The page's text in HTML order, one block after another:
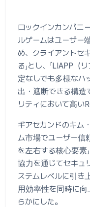
ロックインカンパニ
ルゲームはユーザー
め、クライアントセ
る」とし、「LIAPP
定なしでも多様なハ
出・遮断できる構造
リティにおいて高い
ギアセカンドのキム
ム市場でユーザー信
を左右する核心要素
協力を通じてセキュ
ステムレベルに引き
用効率性を同時に向
らかにした。